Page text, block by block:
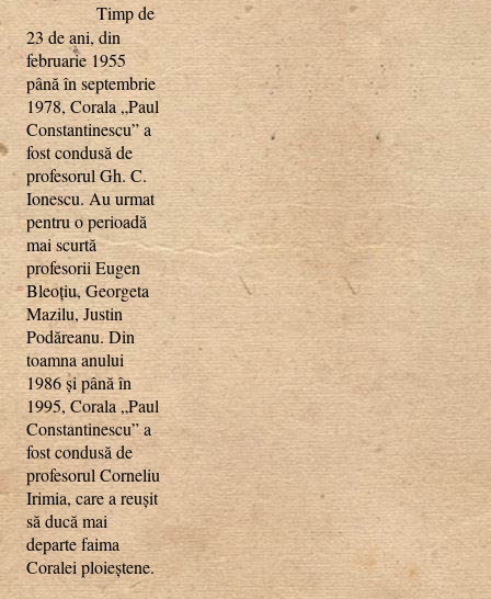
Timp de
23 de ani, din
februarie 1955
până în septembrie
1978, Corala „Paul
Constantinescu” a
fost condusă de
profesorul Gh. C.
Ionescu. Au urmat
pentru o perioadă
mai scurtă
profesorii Eugen
Bleoţiu, Georgeta
Mazilu, Justin
Podăreanu. Din
toamna anului
1986 şi până în
1995, Corala „Paul
Constantinescu” a
fost condusă de
profesorul Corneliu
Irimia, care a reuşit
să ducă mai
departe faima
Coralei ploieştene.